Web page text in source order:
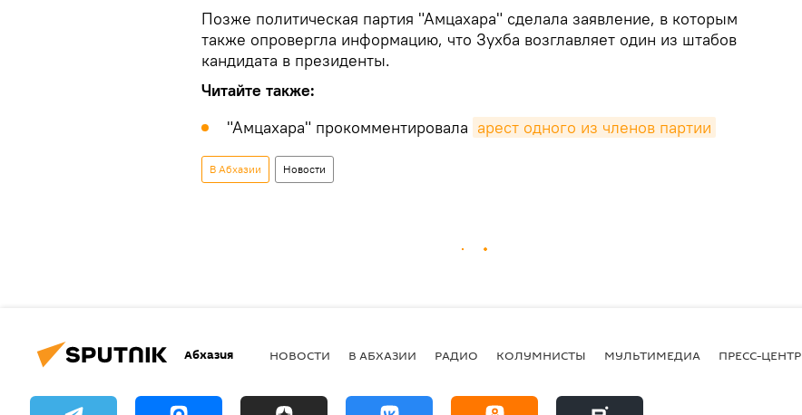
Позже политическая партия "Амцахара" сделала заявление, в которым
также опровергла информацию, что Зухба возглавляет один из штабов
кандидата в президенты.
Читайте также:
"Амцахара" прокомментировала арест одного из членов партии
В Абхазии Новости
Абхазия НОВОСТИ В АБХАЗИИ РАДИО КОЛУМНИСТЫ МУЛЬТИМЕДИА ПРЕСС-ЦЕНТР